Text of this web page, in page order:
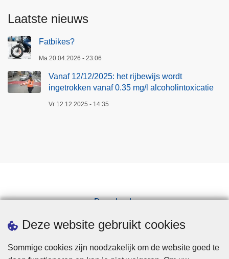
Deze website gebruikt cookies
Sommige cookies zijn noodzakelijk om de website goed te
Laatste nieuws
Fatbikes?
Ma 20.04.2026 - 23:06
Vanaf 12/12/2025: het rijbewijs wordt
ingetrokken vanaf 0.35 mg/l alcoholintoxicatie
Vr 12.12.2025 - 14:35
Downloads